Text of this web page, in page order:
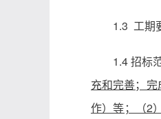
1.3 工期
1.4 招标
充和完善；
作）等；（2